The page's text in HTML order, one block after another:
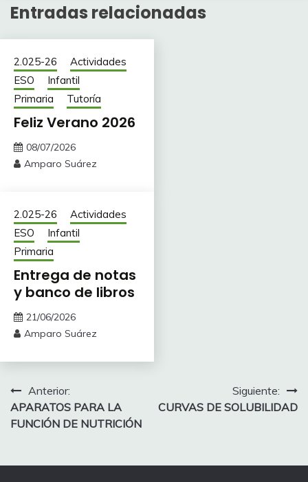
Entradas relacionadas
2.025-26
Actividades
ESO
Infantil
Primaria
Tutoría
Feliz Verano 2026
08/07/2026
Amparo Suárez
2.025-26
Actividades
ESO
Infantil
Primaria
Entrega de notas
y banco de libros
21/06/2026
Amparo Suárez
Navegación
de
Anterior:
APARATOS PARA LA
FUNCIÓN DE NUTRICIÓN
Siguiente:
CURVAS DE SOLUBILIDAD